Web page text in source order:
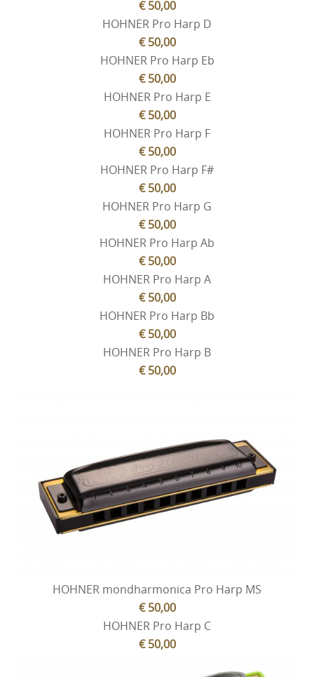
€ 50,00
HOHNER Pro Harp D
€ 50,00
HOHNER Pro Harp Eb
€ 50,00
HOHNER Pro Harp E
€ 50,00
HOHNER Pro Harp F
€ 50,00
HOHNER Pro Harp F#
€ 50,00
HOHNER Pro Harp G
€ 50,00
HOHNER Pro Harp Ab
€ 50,00
HOHNER Pro Harp A
€ 50,00
HOHNER Pro Harp Bb
€ 50,00
HOHNER Pro Harp B
€ 50,00
HOHNER mondharmonica Pro Harp MS
€ 50,00
HOHNER Pro Harp C
€ 50,00